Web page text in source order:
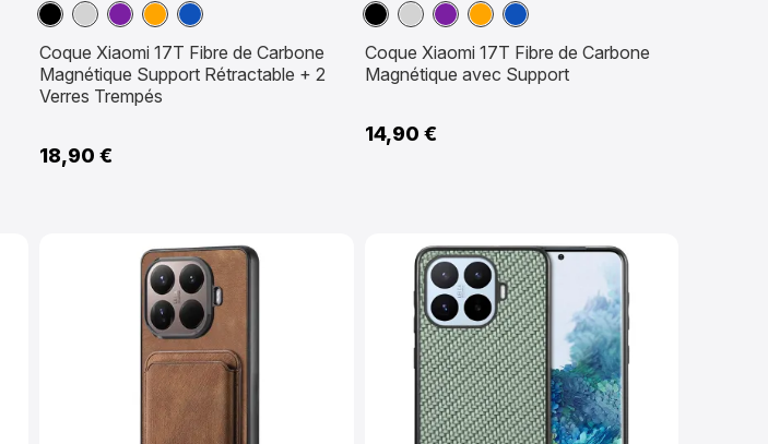
NoirGrisVioletOrangeSapphire
Coque Xiaomi 17T Fibre de Carbone
Magnétique Support Rétractable + 2
Verres Trempés
18,90 €
NoirGrisVioletOrangeSapphire
Coque Xiaomi 17T Fibre de Carbone
Magnétique avec Support
14,90 €